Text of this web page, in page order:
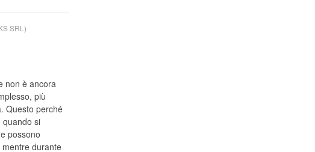
SRL)
non è ancora
più
Questo perché
si
possono
durante